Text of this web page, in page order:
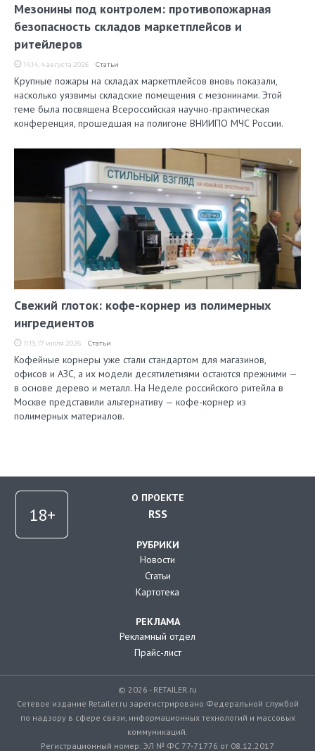
Мезонины под контролем: противопожарная
безопасность складов маркетплейсов и
ритейлеров
14:14, 4 августа 2026 Статьи
Крупные пожары на складах маркетплейсов вновь показали,
насколько уязвимы складские помещения с мезонинами. Этой
теме была посвящена Всероссийская научно-практическая
конференция, прошедшая на полигоне ВНИИПО МЧС России.
Свежий глоток: кофе-корнер из полимерных
ингредиентов
11:19, 17 июля 2026 Статьи
Кофейные корнеры уже стали стандартом для магазинов,
офисов и АЗС, а их модели десятилетиями остаются прежними —
в основе дерево и металл. На Неделе российского ритейла в
Москве представили альтернативу — кофе-корнер из
полимерных материалов.
О ПРОЕКТЕ
RSS
РУБРИКИ
Новости
Статьи
Картотека
РЕКЛАМА
Рекламный отдел
Прайс-лист
© 2026 - RETAILER.ru
Сетевое издание Retailer.ru зарегистрировано Федеральной службой
по надзору в сфере связи, информационных технологий и массовых
коммуникаций.
Регистрационный номер: ЭЛ № ФС 77-71776 от 08.12.2017